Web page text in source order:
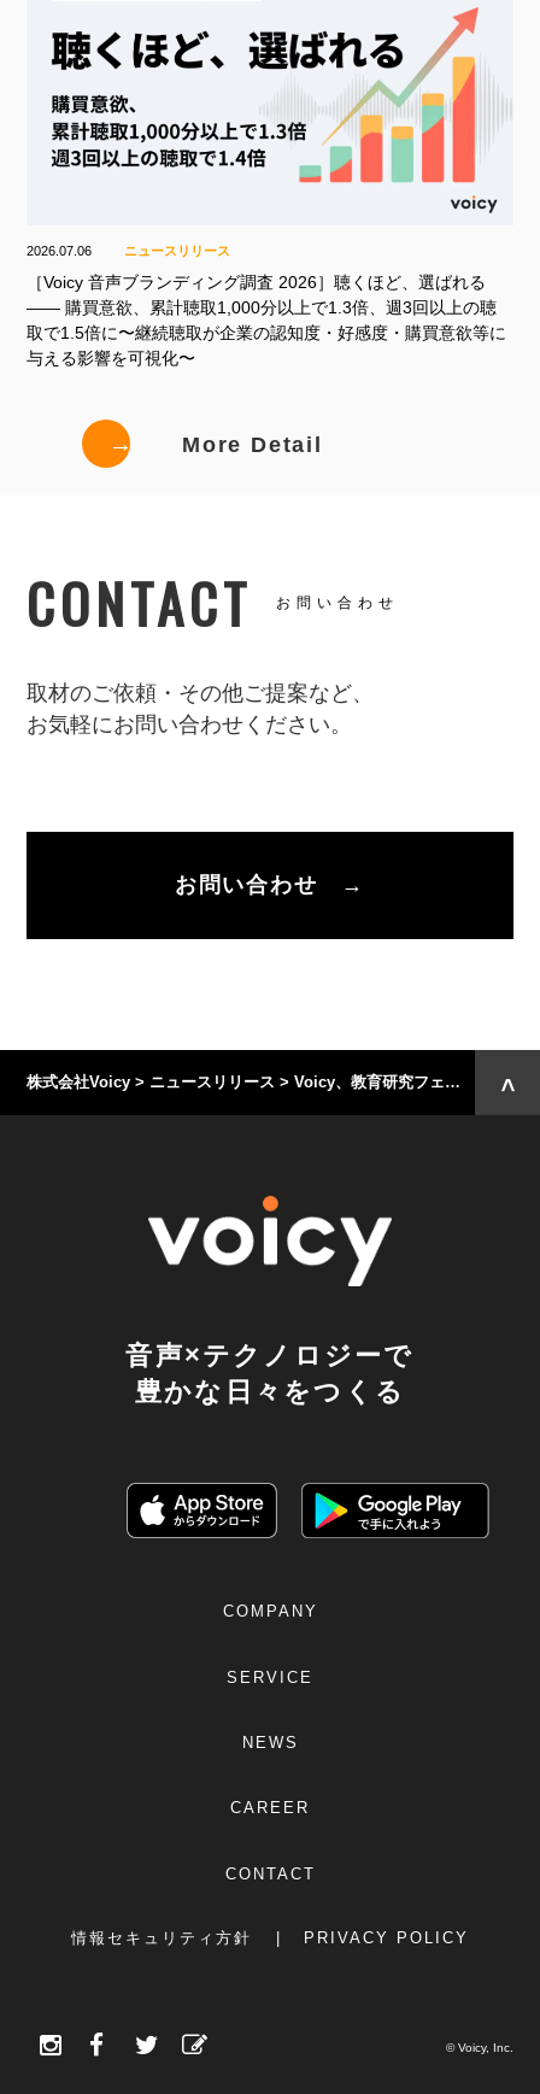
2026.07.06 ニュースリリース
［Voicy 音声ブランディング調査 2026］聴くほど、選ばれる
—— 購買意欲、累計聴取1,000分以上で1.3倍、週3回以上の聴
取で1.5倍に〜継続聴取が企業の認知度・好感度・購買意欲等に
与える影響を可視化〜
→ More Detail
CONTACT お問い合わせ
取材のご依頼・その他ご提案など、
お気軽にお問い合わせください。
お問い合わせ →
株式会社Voicy > ニュースリリース >Voicy、教育研究フェス「Tokyo Education Show」と連携。教育に携わるVoicyパーソナリティによる特別対談放送を8月25日〜7日間にわたって放送。
音声×テクノロジーで
豊かな日々をつくる
COMPANY
SERVICE
NEWS
CAREER
CONTACT
情報セキュリティ方針 PRIVACY POLICY
© Voicy, Inc.